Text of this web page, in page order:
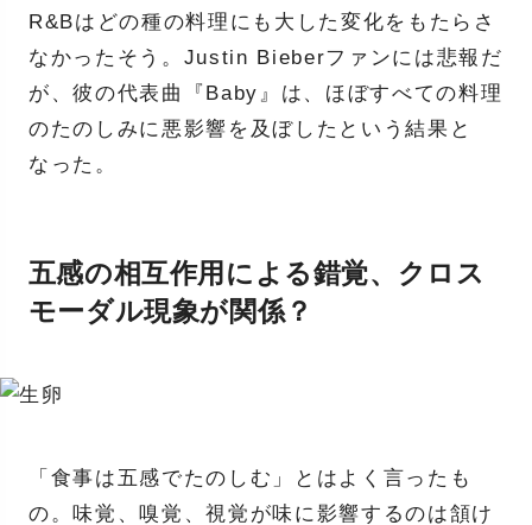
R&Bはどの種の料理にも大した変化をもたらさ
なかったそう。Justin Bieberファンには悲報だ
が、彼の代表曲『Baby』は、ほぼすべての料理
のたのしみに悪影響を及ぼしたという結果と
なった。
五感の相互作用による錯覚、クロス
モーダル現象が関係？
「食事は五感でたのしむ」とはよく言ったも
の。味覚、嗅覚、視覚が味に影響するのは頷け